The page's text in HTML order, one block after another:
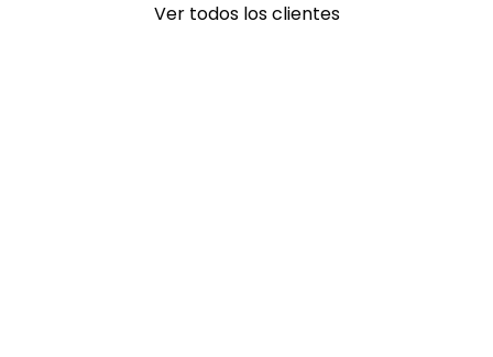
Ver todos los clientes